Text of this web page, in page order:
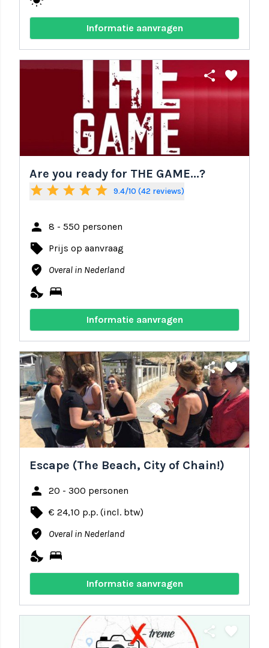
Informatie aanvragen
share favorite
Are you ready for THE GAME...?
star star star star star 9.4/10 (42 reviews)
person 8 - 550 personen
local_offer Prijs op aanvraag
where_to_vote Overal in Nederland
nights_stay bed
Informatie aanvragen
share favorite
Escape (The Beach, City of Chain!)
person 20 - 300 personen
local_offer € 24,10 p.p. (incl. btw)
where_to_vote Overal in Nederland
nights_stay bed
Informatie aanvragen
share favorite